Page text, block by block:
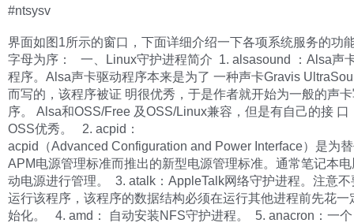
#ntsysv
界面如图1所示的窗口，下面详细介绍一下各项系统服务的功
字母为序： 一、Linux守护进程简介 1. alsasound ：Alsa声
程序。Alsa声卡驱动程序本来是为了 一种声卡Gravis
而写的，该程序被证 明很优秀，于是作者就开始为一般的声
序。 Alsa和OSS/Free 及OSS/Linux兼容，但是有自己的接 口
OSS优秀。 2. acpid：
acpid（Advanced Configuration and Power Interface）是为
APM电源管理标准而推出的新型电源管理标准。通常笔记本
动电源进行管理。 3. atalk：AppleTalk网络守护进程。注意不
运行该程序，该程序的数据结构必须在运行其他进程前先花一
始化。 4. amd： 自动安装NFS守护进程。 5. anacron：一